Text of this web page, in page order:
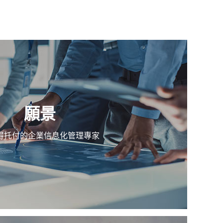
願景
托付的企業信息化管理專家